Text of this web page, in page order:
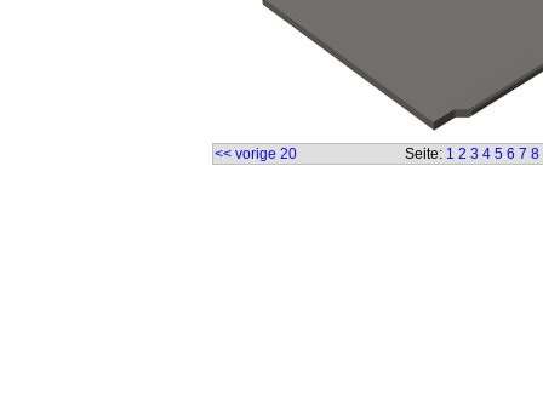
<< vorige 20 Seite: 1 2 3 4 5 6 7 8